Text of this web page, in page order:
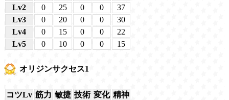
Lv2
0 25 0 0
37
Lv3
0 20 0 0
30
Lv4
0 15 0 0
22
Lv5
0 10 0 0 15
オリジンサクセス1
コツLv 筋力 敏捷 技術 変化 精神